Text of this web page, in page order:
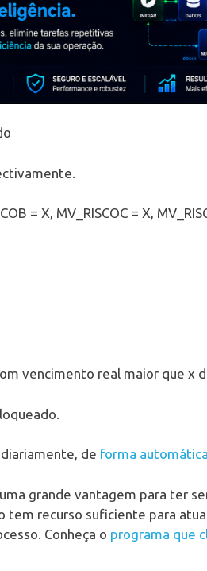
= X, MV_RISCOC = X,
vencimento real maior que x
de forma automática
grande vantagem para ter
tem recurso suficiente para
Conheça o programa que